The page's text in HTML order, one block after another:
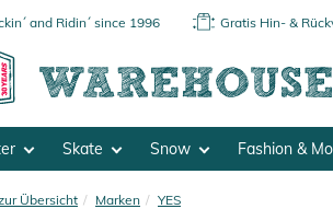
and Ridin´ since 1996 Gratis Hin- &
Skate Snow Fashion &
Übersicht Marken YES